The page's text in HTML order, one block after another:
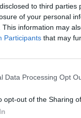
to third
of your personal
This information may
Participants that may
Data Processing Opt
opt-out of the Sharing
clúster